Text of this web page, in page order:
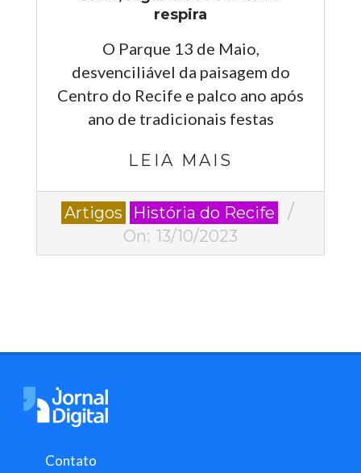
respira
O Parque 13 de Maio,
desvenciliável da paisagem do
Centro do Recife e palco ano após
ano de tradicionais festas
LEIA MAIS
2023-
Artigos
História do Recife
On: 13/10/2023
Contato